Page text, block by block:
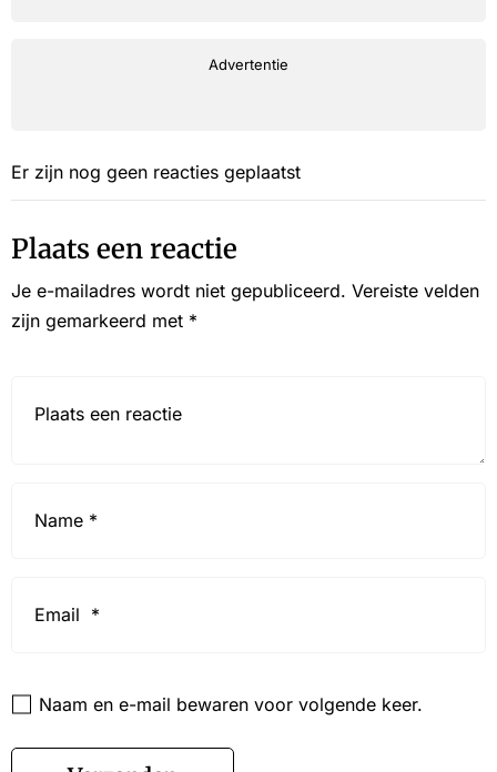
Advertentie
Er zijn nog geen reacties geplaatst
Plaats een reactie
Je e-mailadres wordt niet gepubliceerd. Vereiste velden
zijn gemarkeerd met *
Naam en e-mail bewaren voor volgende keer.